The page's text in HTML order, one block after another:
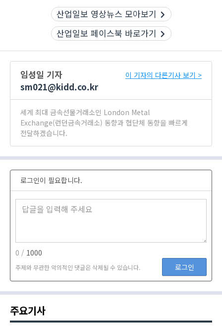
산업일보 영상뉴스 모아보기
산업일보 페이스북 바로가기
임성일 기자
sm021@kidd.co.kr
이 기자의 다른기사 보기 >
세계 최대 금속선물거래소인 London Metal
Exchange(런던금속거래소) 동향과 협단체 동향을 빠르게
전달하겠습니다.
로그인이 필요합니다.
0 / 1000
주제와 무관한 악의적인 댓글은 삭제될 수 있습니다. 로그인
주요기사